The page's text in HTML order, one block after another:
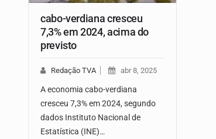
cabo-verdiana cresceu
7,3% em 2024, acima do
previsto
Redação TVA abr 8, 2025
A economia cabo-verdiana
cresceu 7,3% em 2024, segundo
dados Instituto Nacional de
Estatística (INE)…